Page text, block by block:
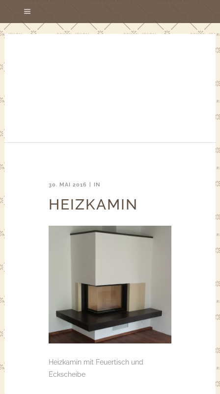
30. MAI 2016 IN
HEIZKAMIN
Heizkamin mit Feuertisch und
Eckscheibe